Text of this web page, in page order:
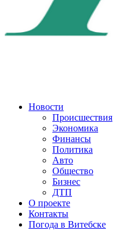
Новости
Происшествия
Экономика
Финансы
Политика
Авто
Общество
Бизнес
ДТП
О проекте
Контакты
Погода в Витебске